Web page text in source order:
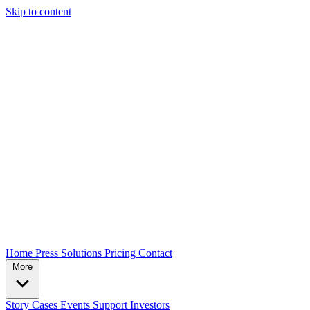
Skip to content
Home Press Solutions Pricing Contact
Story Cases Events Support Investors